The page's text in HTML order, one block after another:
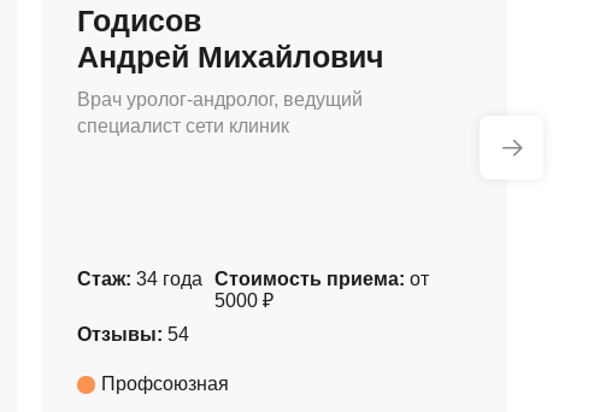
Годисов
Андрей Михайлович
Врач уролог-андролог, ведущий
специалист сети клиник
Стаж: 34 года Стоимость приема: от
5000 ₽
Отзывы:54
Профсоюзная